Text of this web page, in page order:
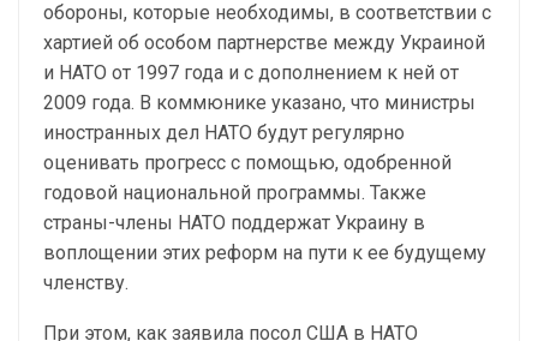
обороны, которые необходимы, в соответствии с
хартией об особом партнерстве между Украиной
и НАТО от 1997 года и с дополнением к ней от
2009 года. В коммюнике указано, что министры
иностранных дел НАТО будут регулярно
оценивать прогресс с помощью, одобренной
годовой национальной программы. Также
страны-члены НАТО поддержат Украину в
воплощении этих реформ на пути к ее будущему
членству.
При этом, как заявила посол США в НАТО